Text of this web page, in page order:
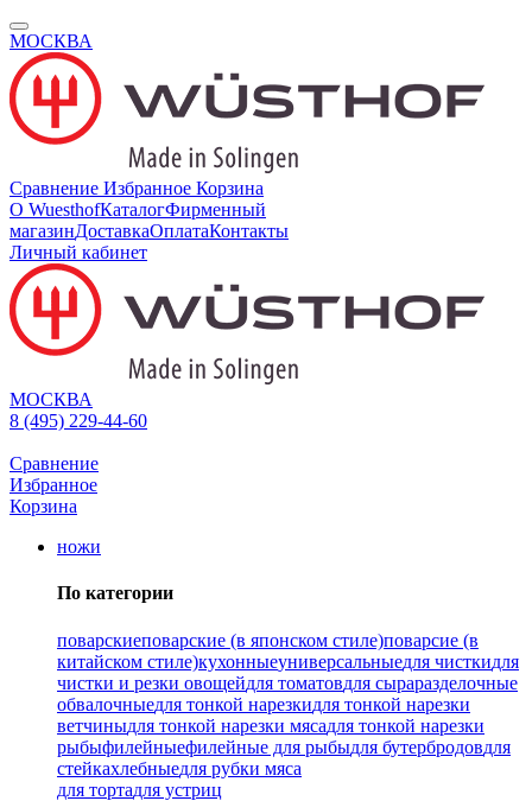
МОСКВА
Сравнение Избранное Корзина
О WuesthofКаталогФирменный
магазинДоставкаОплатаКонтакты
Личный кабинет
МОСКВА
8 (495) 229-44-60
Сравнение
Избранное
Корзина
ножи
По категории
поварскиеповарские (в японском стиле)поварсие (в
китайском стиле)кухонныеуниверсальныедля чисткидля
чистки и резки овощейдля томатовдля сыраразделочные
обвалочныедля тонкой нарезкидля тонкой нарезки
ветчиныдля тонкой нарезки мясадля тонкой нарезки
рыбыфилейныефилейные для рыбыдля бутербродовдля
стейкахлебныедля рубки мяса
для тортадля устриц